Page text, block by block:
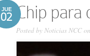
JUE
02 Chip para
Posted by Noticias NCC